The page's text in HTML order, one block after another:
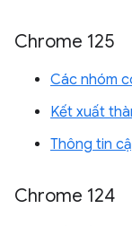
Chrome 125
Các nhóm
Kết xuất
Thông tin
Chrome 124